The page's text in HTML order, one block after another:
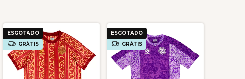
ESGOTADO
GRÁTIS
ESGOTADO
GRÁTIS